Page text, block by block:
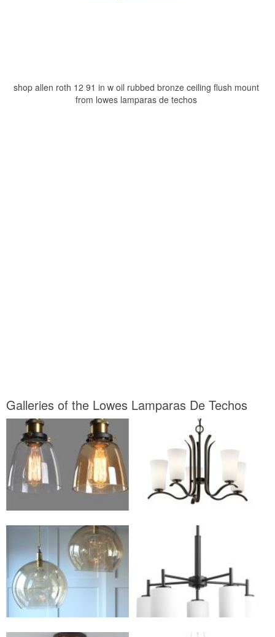
shop allen roth 12 91 in w oil rubbed bronze ceiling flush mount
from lowes lamparas de techos
Galleries of the Lowes Lamparas De Techos